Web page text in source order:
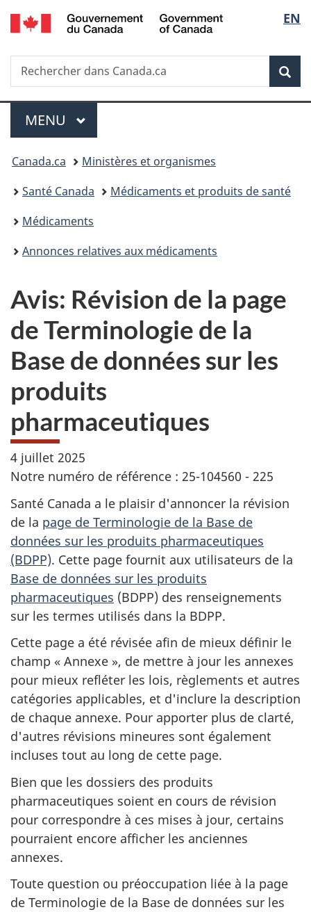
Passer
au
principal
Passer
à
Au
du
Passer
à
version
simplifiée
de
la
EN
Recherche
Rechercher
dans
Menu
MENU PRINCIPAL
Vous
êtes
ici :
Canada.ca
Ministères et organismes
Santé Canada
Médicaments et produits de santé
Médicaments
Annonces relatives aux médicaments
Avis: Révision de la page
de Terminologie de la
Base de données sur les
produits
pharmaceutiques
4 juillet 2025
Notre numéro de référence : 25-104560 - 225
Santé Canada a le plaisir d'annoncer la révision
de la page de Terminologie de la Base de
données sur les produits pharmaceutiques
(BDPP). Cette page fournit aux utilisateurs de la
Base de données sur les produits
pharmaceutiques (BDPP) des renseignements
sur les termes utilisés dans la BDPP.
Cette page a été révisée afin de mieux définir le
champ « Annexe », de mettre à jour les annexes
pour mieux refléter les lois, règlements et autres
catégories applicables, et d'inclure la description
de chaque annexe. Pour apporter plus de clarté,
d'autres révisions mineures sont également
incluses tout au long de cette page.
Bien que les dossiers des produits
pharmaceutiques soient en cours de révision
pour correspondre à ces mises à jour, certains
pourraient encore afficher les anciennes
annexes.
Toute question ou préoccupation liée à la page
de Terminologie de la Base de données sur les